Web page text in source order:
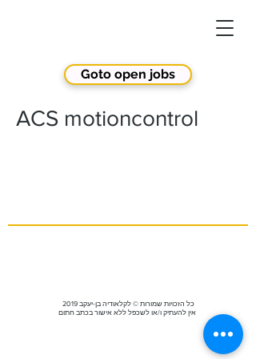
ACS motioncontrol
Goto open jobs
2019 כל הזכויות שמורות © לקלאודיה בן-יעקב